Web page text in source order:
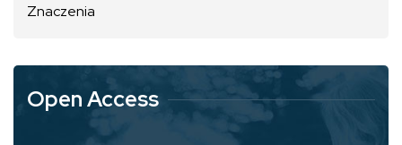
Znaczenia
Open Access